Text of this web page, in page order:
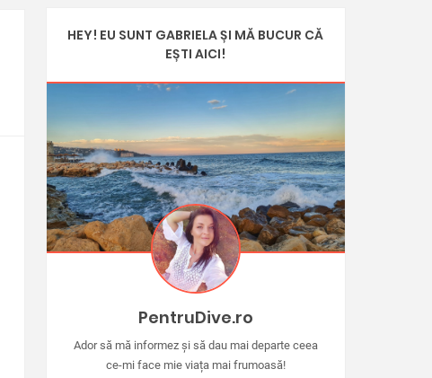
HEY! EU SUNT GABRIELA ȘI MĂ BUCUR CĂ
EȘTI AICI!
PentruDive.ro
Ador să mă informez și să dau mai departe ceea
ce-mi face mie viața mai frumoasă!